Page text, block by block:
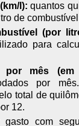
l): quantos
de
(por
para
por mês (em
por
total de
12.
gasto com